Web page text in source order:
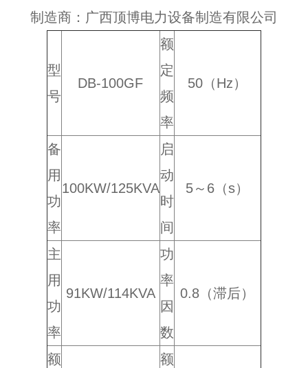
制造商：广西顶博电力设备制造有限公司
型
号
DB-100GF
额
定
频
率
50（Hz）
备
用
功
率
100KW/125KVA
启
动
时
间
5～6（s）
主
用
功
率
91KW/114KVA
功
率
因
数
0.8（滞后）
额
额